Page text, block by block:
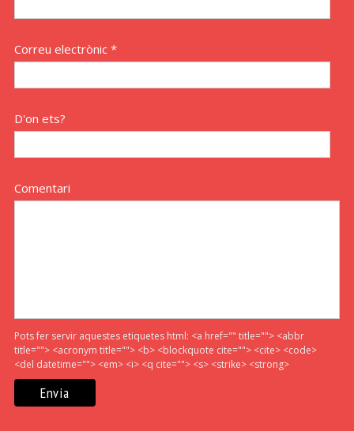
Correu electrònic *
D'on ets?
Comentari
Pots fer servir aquestes etiquetes html: <a href="" title=""> <abbr
title=""> <acronym title=""> <b> <blockquote cite=""> <cite> <code>
<del datetime=""> <em> <i> <q cite=""> <s> <strike> <strong>